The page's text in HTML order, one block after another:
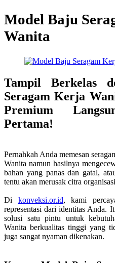
Model Baju
Wanita
Tampil Berkelas
Seragam Kerja
Premium
Pertama!
Pernahkah Anda memesan
Wanita namun hasilnya
bahan yang panas dan gatal,
tentu akan merusak citra
Di konveksi.or.id, kami
representasi dari identitas Anda.
solusi satu pintu untuk
Wanita berkualitas tinggi yang
juga sangat nyaman dikenakan.